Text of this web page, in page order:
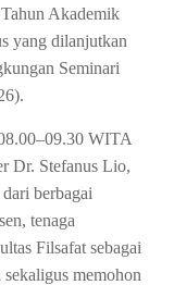
Akademik
yang dilanjutkan
Seminari
WITA
Dr. Stefanus Lio,
berbagai
tenaga
Filsafat sebagai
sekaligus memohon